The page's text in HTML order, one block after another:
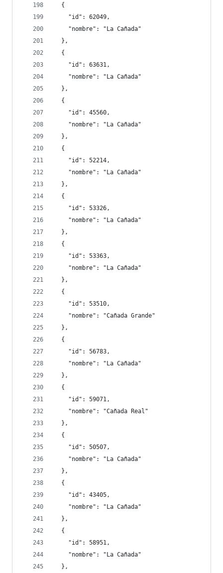
  {
    "id": 62049,
    "nombre": "La Cañada"
  },
  {
    "id": 63631,
    "nombre": "La Cañada"
  },
  {
    "id": 45560,
    "nombre": "La Cañada"
  },
  {
    "id": 52214,
    "nombre": "La Cañada"
  },
  {
    "id": 53326,
    "nombre": "La Cañada"
  },
  {
    "id": 53363,
    "nombre": "La Cañada"
  },
  {
    "id": 53510,
    "nombre": "Cañada Grande"
  },
  {
    "id": 56783,
    "nombre": "La Cañada"
  },
  {
    "id": 59071,
    "nombre": "Cañada Real"
  },
  {
    "id": 50507,
    "nombre": "La Cañada"
  },
  {
    "id": 43405,
    "nombre": "La Cañada"
  },
  {
    "id": 58951,
    "nombre": "La Cañada"
  },